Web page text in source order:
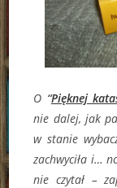
O “Pięknej
nie dalej, jak
w stanie
zachwyciła i…
nie czytał –